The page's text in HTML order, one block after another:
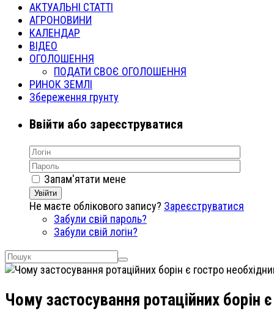
АКТУАЛЬНІ СТАТТІ
АГРОНОВИНИ
КАЛЕНДАР
ВІДЕО
ОГОЛОШЕННЯ
ПОДАТИ СВОЄ ОГОЛОШЕННЯ
РИНОК ЗЕМЛІ
Збереження грунту
Ввійти або зареєструватися
Запам'ятати мене
Увійти
Не маєте облікового запису? Зареєструватися
Забули свій пароль?
Забули свій логін?
Чому застосування ротаційних борін